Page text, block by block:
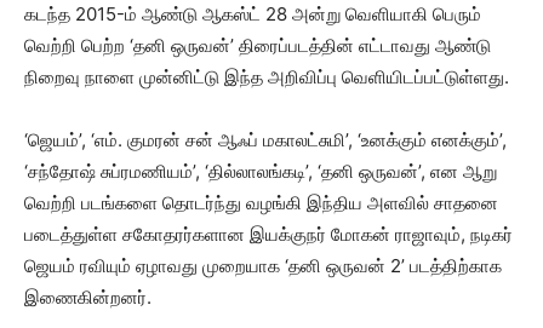
கடந்த 2015-ம் ஆண்டு ஆகஸ்ட் 28 அன்று வெளியாகி பெரும்
வெற்றி பெற்ற ‘தனி ஒருவன்’ திரைப்படத்தின் எட்டாவது ஆண்டு
நிறைவு நாளை முன்னிட்டு இந்த அறிவிப்பு வெளியிடப்பட்டுள்ளது.
‘ஜெயம்’, ‘எம். குமரன் சன் ஆஃப் மகாலட்சுமி’, ‘உனக்கும் எனக்கும்’,
‘சந்தோஷ் சுப்ரமணியம்’, ‘தில்லாலங்கடி’, ‘தனி ஒருவன்’, என ஆறு
வெற்றி படங்களை தொடர்ந்து வழங்கி இந்திய அளவில் சாதனை
படைத்துள்ள சகோதரர்களான இயக்குநர் மோகன் ராஜாவும், நடிகர்
ஜெயம் ரவியும் ஏழாவது முறையாக ‘தனி ஒருவன் 2’ படத்திற்காக
இணைகின்றனர்.